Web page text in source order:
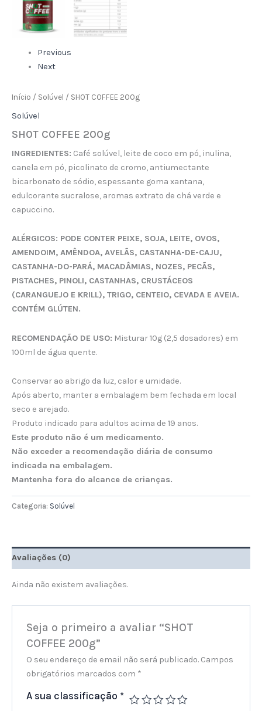
Previous
Next
Início / Solúvel / SHOT COFFEE 200g
Solúvel
SHOT COFFEE 200g
INGREDIENTES: Café solúvel, leite de coco em pó, inulina,
canela em pó, picolinato de cromo, antiumectante
bicarbonato de sódio, espessante goma xantana,
edulcorante sucralose, aromas extrato de chá verde e
capuccino.
ALÉRGICOS: PODE CONTER PEIXE, SOJA, LEITE, OVOS,
AMENDOIM, AMÊNDOA, AVELÃS, CASTANHA-DE-CAJU,
CASTANHA-DO-PARÁ, MACADÂMIAS, NOZES, PECÃS,
PISTACHES, PINOLI, CASTANHAS, CRUSTÁCEOS
(CARANGUEJO E KRILL), TRIGO, CENTEIO, CEVADA E AVEIA.
CONTÉM GLÚTEN.
RECOMENDAÇÃO DE USO: Misturar 10g (2,5 dosadores) em
100ml de água quente.
Conservar ao abrigo da luz, calor e umidade.
Após aberto, manter a embalagem bem fechada em local
seco e arejado.
Produto indicado para adultos acima de 19 anos.
Este produto não é um medicamento.
Não exceder a recomendação diária de consumo
indicada na embalagem.
Mantenha fora do alcance de crianças.
Categoria: Solúvel
Avaliações (0)
Ainda não existem avaliações.
Seja o primeiro a avaliar “SHOT
COFFEE 200g”
O seu endereço de email não será publicado. Campos
obrigatórios marcados com *
A sua classificação *